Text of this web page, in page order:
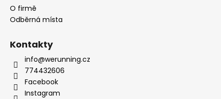
O firmě
Odběrná místa
Kontakty
info@werunning.cz
774432606
Facebook
Instagram